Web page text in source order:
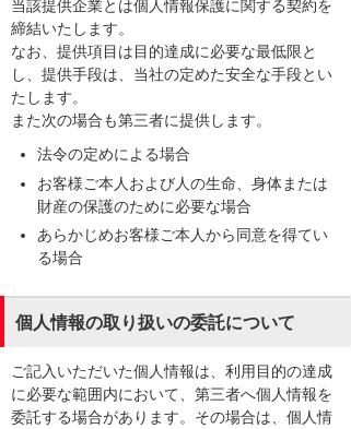
当該提供企業とは個人情報保護に関する契約を
締結いたします。
なお、提供項目は目的達成に必要な最低限と
し、提供手段は、当社の定めた安全な手段とい
たします。
また次の場合も第三者に提供します。
法令の定めによる場合
お客様ご本人および人の生命、身体または
財産の保護のために必要な場合
あらかじめお客様ご本人から同意を得てい
る場合
個人情報の取り扱いの委託について
ご記入いただいた個人情報は、利用目的の達成
に必要な範囲内において、第三者へ個人情報を
委託する場合があります。その場合は、個人情